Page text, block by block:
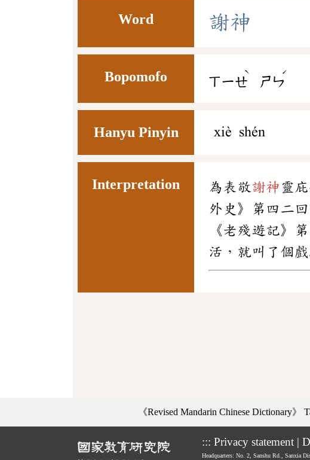
Word 謝神
Bopomofo ㄒㄧㄝ
ˋ
ㄕㄣ
ˊ
Hanyu Pinyin xiè shén
Interpretation 為表敬謝神 靈
外史》第四二
《老殘遊記》
活，就叫了個
《Revised Mandarin Chinese Dictionary》
::: Privacy statement |
Headquarters: No. 2, Sanshu Rd., Sanxia